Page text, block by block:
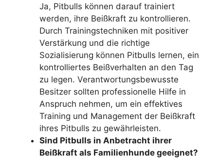
Ja, Pitbulls können darauf trainiert
werden, ihre Beißkraft zu kontrollieren.
Durch Trainingstechniken mit positiver
Verstärkung und die richtige
Sozialisierung können Pitbulls lernen, ein
kontrolliertes Beißverhalten an den Tag
zu legen. Verantwortungsbewusste
Besitzer sollten professionelle Hilfe in
Anspruch nehmen, um ein effektives
Training und Management der Beißkraft
ihres Pitbulls zu gewährleisten.
Sind Pitbulls in Anbetracht ihrer
Beißkraft als Familienhunde geeignet?